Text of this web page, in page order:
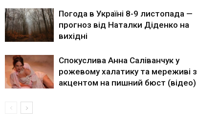
Погода в Україні 8-9 листопада —
прогноз від Наталки Діденко на
вихідні
Спокуслива Анна Саліванчук у
рожевому халатику та мереживі з
акцентом на пишний бюст (відео)